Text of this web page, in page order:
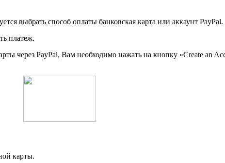
выбрать способ оплаты банковская карта или аккаунт PayPal.
платеж.
через PayPal, Вам необходимо нажать на кнопку «Create an
карты.